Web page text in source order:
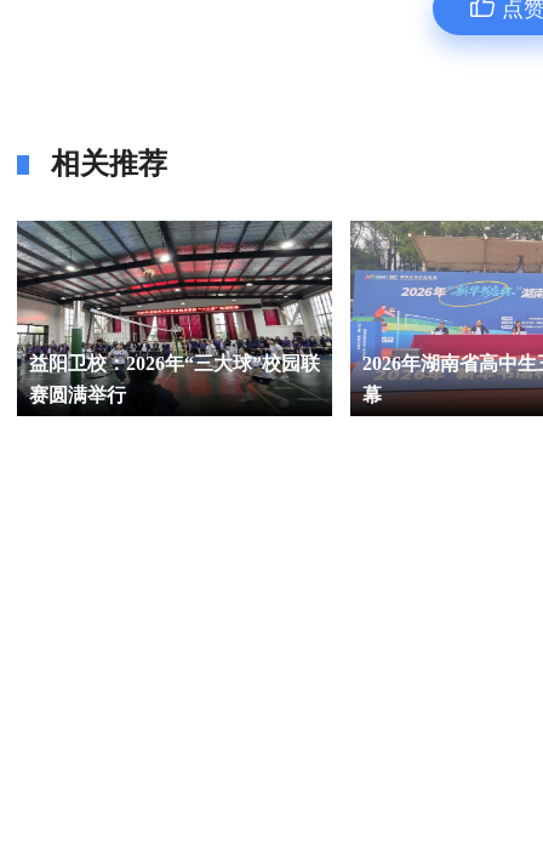
点
相关推荐
益阳卫校：2026年“三大球”校园联
赛圆满举行
2026年湖南省高中
幕